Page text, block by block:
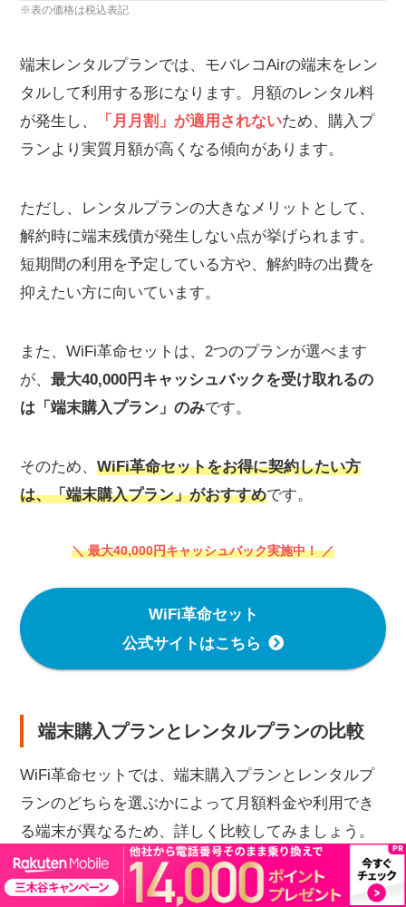
※表の価格は税込表記
端末レンタルプランでは、モバレコAirの端末をレン
タルして利用する形になります。月額のレンタル料
が発生し、
「月月割」が適用されないため、購入プ
ランより実質月額が高くなる傾向があります。
ただし、レンタルプランの大きなメリットとして、
解約時に端末残債が発生しない点が挙げられます。
短期間の利用を予定している方や、解約時の出費を
抑えたい方に向いています。
また、WiFi革命セットは、2つのプランが選べます
が、 最大40,000円キャッシュバックを受け取れるの
は「端末購入プラン」のみです。
そのため、 WiFi革命セットをお得に契約したい方
は、「端末購入プラン」がおすすめです。
＼ 最大40,000円キャッシュバック実施中！ ／
WiFi革命セット
公式サイトはこちら
端末購入プランとレンタルプランの比較
WiFi革命セットでは、端末購入プランとレンタルプ
ランのどちらを選ぶかによって月額料金や利用でき
る端末が異なるため、詳しく比較してみましょう。
端末レンタルプ